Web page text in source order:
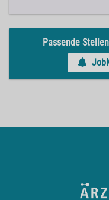
Passende